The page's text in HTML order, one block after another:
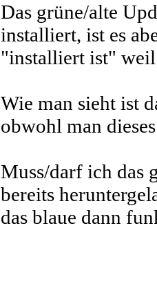
Das grüne/alte
installiert, ist es
"installiert ist" weil
Wie man sieht ist
obwohl man
Muss/darf ich das
bereits
das blaue dann